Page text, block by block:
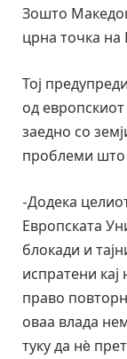
Зошто
црна точка на
Тој
од европскиот
заедно со
проблеми што
-Додека
Европската
блокади и
испратени
право
оваа влада
туку да нè